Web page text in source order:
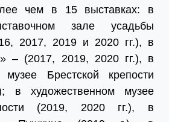
чем в 15 выставках: в
зале усадьбы
2017, 2019 и 2020 гг.), в
– (2017, 2019, 2020 гг.), в
музее Брестской крепости
в художественном музее
(2019, 2020 гг.), в